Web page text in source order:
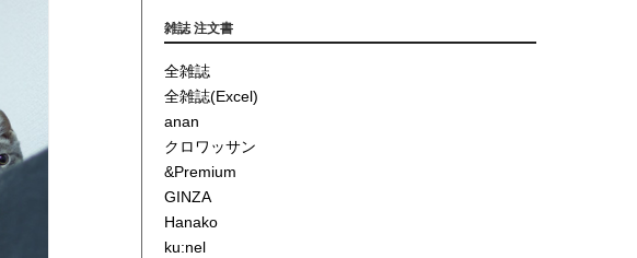
雑誌 注文書
全雑誌
全雑誌(Excel)
anan
クロワッサン
&Premium
GINZA
Hanako
ku:nel